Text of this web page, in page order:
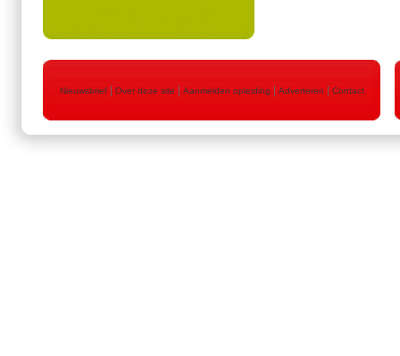
Nieuwsbrief| Over deze site Aanmelden opleiding Adverteren Contact